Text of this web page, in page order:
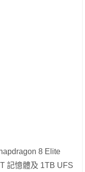
8 Elite
記憶體及 1TB UFS